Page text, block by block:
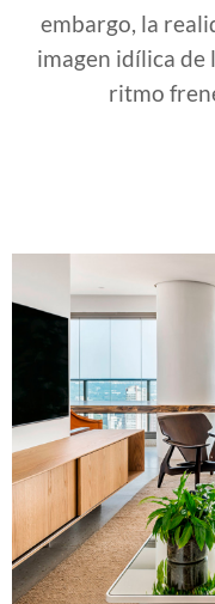
embargo, la
imagen idílica de
ritmo